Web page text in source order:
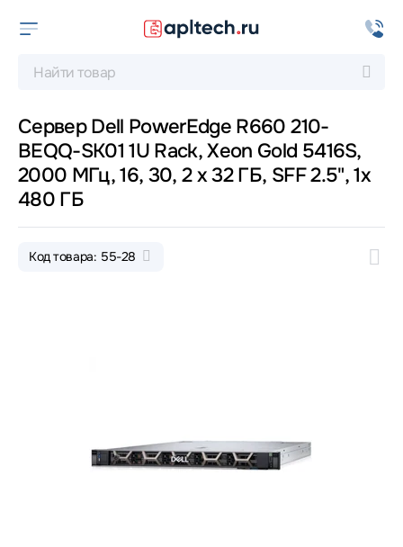
Сервер Dell PowerEdge R660 210-
BEQQ-SK01 1U Rack, Xeon Gold 5416S,
2000 МГц, 16, 30, 2 x 32 ГБ, SFF 2.5", 1x
480 ГБ
Код товара: 55-28